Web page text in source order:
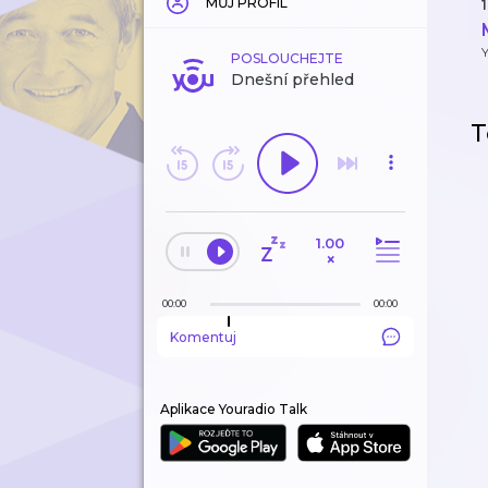
POSLOUCHEJTE
Dnešní přehled
1.00
×
00:00 00:00
Komentuj
Aplikace Youradio Talk